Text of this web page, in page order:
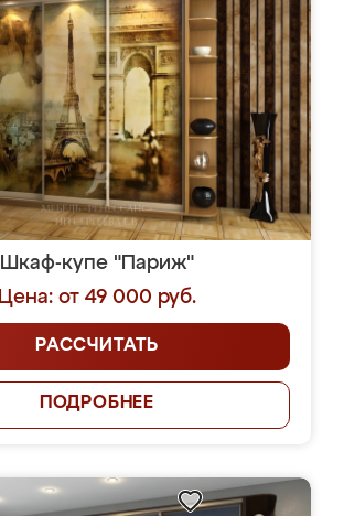
Шкаф-купе "Париж"
Цена: от 49 000 руб.
РАССЧИТАТЬ
ПОДРОБНЕЕ